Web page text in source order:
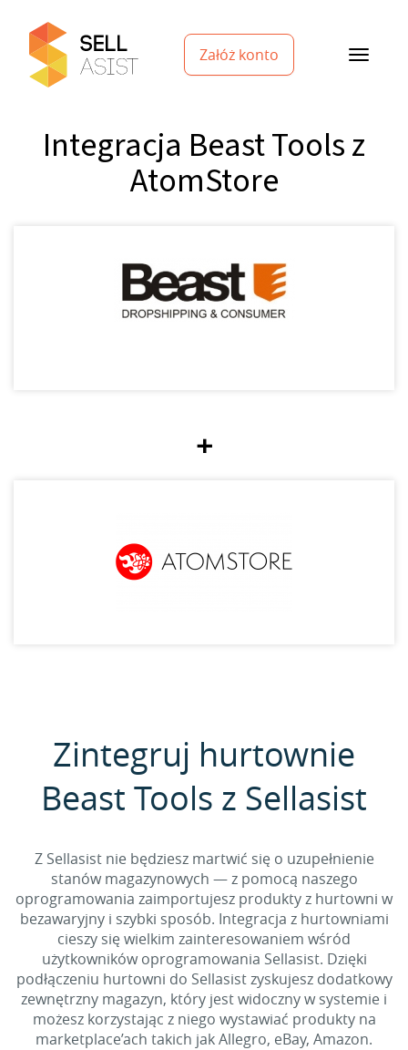
Załóż konto
Integracja Beast Tools z
AtomStore
+
Zintegruj hurtownie
Beast Tools z Sellasist
Z Sellasist nie będziesz martwić się o uzupełnienie
stanów magazynowych — z pomocą naszego
oprogramowania zaimportujesz produkty z hurtowni w
bezawaryjny i szybki sposób. Integracja z hurtowniami
cieszy się wielkim zainteresowaniem wśród
użytkowników oprogramowania Sellasist. Dzięki
podłączeniu hurtowni do Sellasist zyskujesz dodatkowy
zewnętrzny magazyn, który jest widoczny w systemie i
możesz korzystając z niego wystawiać produkty na
marketplace’ach takich jak Allegro, eBay, Amazon.